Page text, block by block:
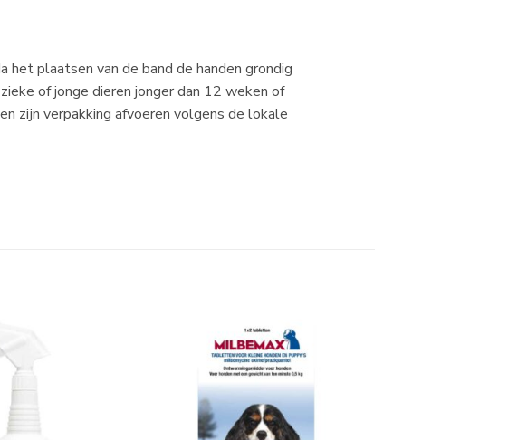
plaatsen van de band de handen grondig
of jonge dieren jonger dan 12 weken of
zijn verpakking afvoeren volgens de lokale